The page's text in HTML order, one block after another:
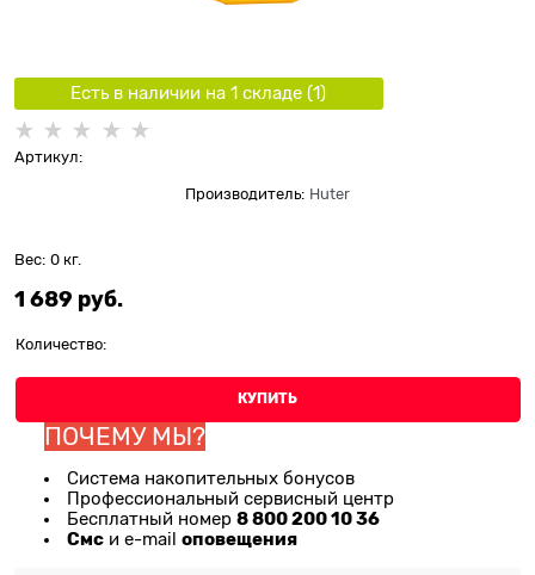
Есть в наличии на 1 складe (1)
Артикул:
Производитель: Huter
Вес: 0 кг.
1 689 руб.
Количество:
КУПИТЬ
ПОЧЕМУ МЫ?
Система накопительных бонусов
Профессиональный сервисный центр
Бесплатный номер 8 800 200 10 36
Смс и e-mail оповещения